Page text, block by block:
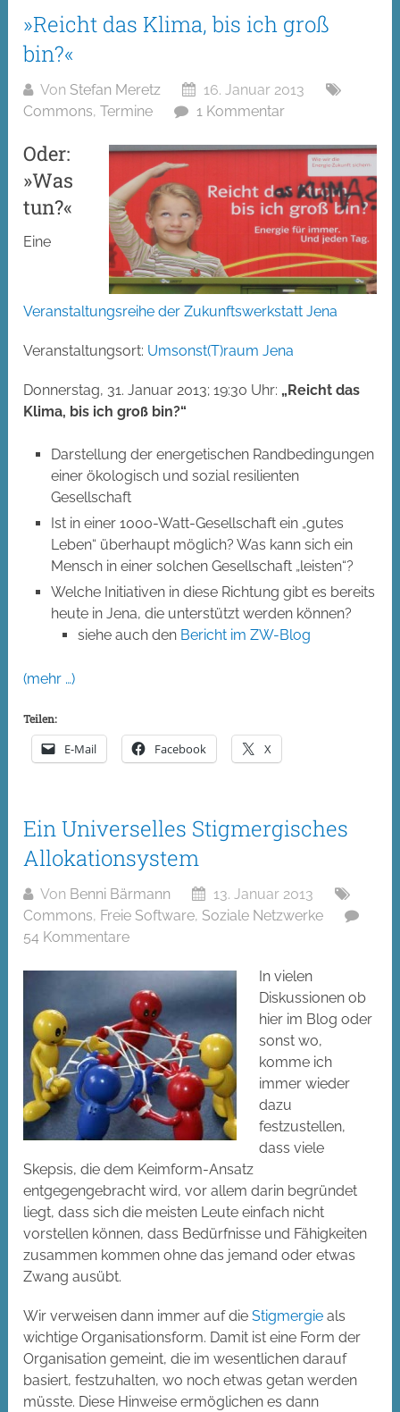
»Reicht das Klima, bis ich groß
bin?«
Von Stefan Meretz
16. Januar 2013
Commons,Termine 1 Kommentar
Oder:
»Was
tun?«
Eine
Veranstaltungsreihe der Zukunftswerkstatt Jena
Veranstaltungsort: Umsonst(T)raum Jena
Donnerstag, 31. Januar 2013; 19:30 Uhr: „Reicht das
Klima, bis ich groß bin?“
Darstellung der energetischen Randbedingungen
einer ökologisch und sozial resilienten
Gesellschaft
Ist in einer 1000-Watt-Gesellschaft ein „gutes
Leben“ überhaupt möglich? Was kann sich ein
Mensch in einer solchen Gesellschaft „leisten“?
Welche Initiativen in diese Richtung gibt es bereits
heute in Jena, die unterstützt werden können?
siehe auch den Bericht im ZW-Blog
(mehr …)
Teilen:
E-Mail Facebook X
Ein Universelles Stigmergisches
Allokationsystem
Von Benni Bärmann
13. Januar 2013
Commons, Freie Software, Soziale Netzwerke
54 Kommentare
In vielen
Diskussionen ob
hier im Blog oder
sonst wo,
komme ich
immer wieder
dazu
festzustellen,
dass viele
Skepsis, die dem Keimform-Ansatz
entgegengebracht wird, vor allem darin begründet
liegt, dass sich die meisten Leute einfach nicht
vorstellen können, dass Bedürfnisse und Fähigkeiten
zusammen kommen ohne das jemand oder etwas
Zwang ausübt.
Wir verweisen dann immer auf dieStigmergie als
wichtige Organisationsform. Damit ist eine Form der
Organisation gemeint, die im wesentlichen darauf
basiert, festzuhalten, wo noch etwas getan werden
müsste. Diese Hinweise ermöglichen es dann